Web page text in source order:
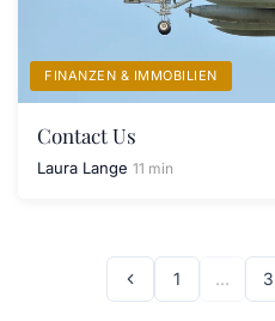
FINANZEN & IMMOBILIEN
Contact Us
Laura Lange 11 min
1 … 3